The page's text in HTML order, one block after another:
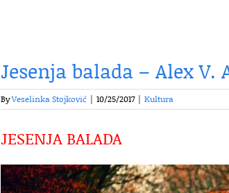
Jesenja balada – Alex V.
ByVeselinka Stojković | 10/25/2017 | Kultura
JESENJA BALADA